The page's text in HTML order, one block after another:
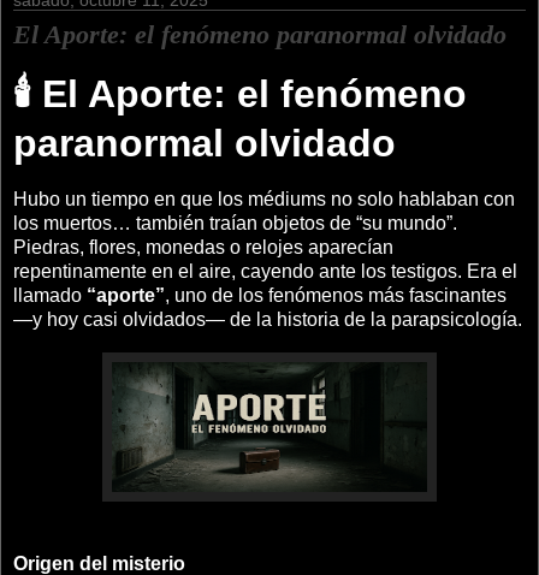
El Aporte: el fenómeno paranormal olvidado
🕯️ El Aporte: el fenómeno
paranormal olvidado
Hubo un tiempo en que los médiums no solo hablaban con
los muertos… también traían objetos de “su mundo”.
Piedras, flores, monedas o relojes aparecían
repentinamente en el aire, cayendo ante los testigos. Era el
llamado “aporte”, uno de los fenómenos más fascinantes
—y hoy casi olvidados— de la historia de la parapsicología.
Origen del misterio